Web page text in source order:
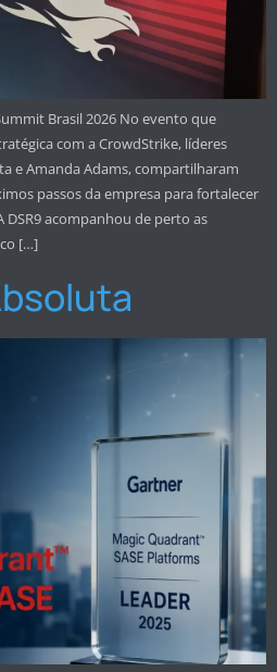
Brasil 2026 No evento que
com a CrowdStrike, líderes
e Amanda Adams, compartilharam
passos da empresa para fortalecer
DSR9 acompanhou de perto as
[…]